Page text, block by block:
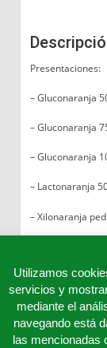
Presentaciones:
– Gluconaranja
– Gluconaranja
– Gluconaranja
– Lactonaranja
– Xilonaranja
Utilizamos
servicios y
mediante el
navegando está
las mencionadas